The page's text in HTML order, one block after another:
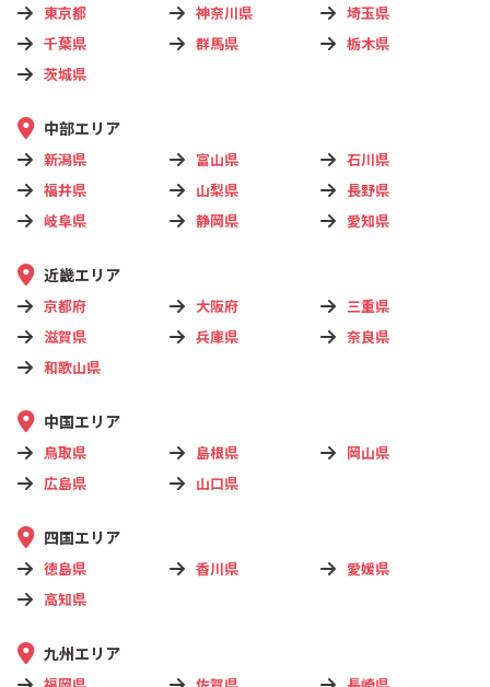
東京都 神奈川県
埼玉県
千葉県
群馬県
栃木県
茨城県
中部エリア
新潟県 富山県
石川県
福井県
山梨県
長野県
岐阜県
静岡県 愛知県
近畿エリア
京都府 大阪府
三重県
滋賀県
兵庫県
奈良県
和歌山県
中国エリア
鳥取県 島根県
岡山県
広島県
山口県
四国エリア
徳島県 香川県
愛媛県
高知県
九州エリア